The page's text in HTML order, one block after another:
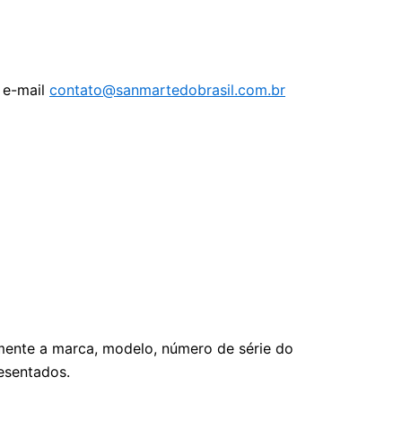
mail contato@sanmartedobrasil.com.br
a marca, modelo, número de série do